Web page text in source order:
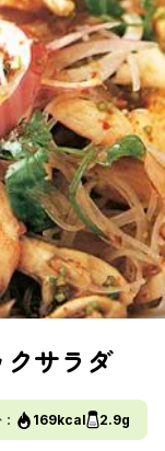
サラダ
169kcal 2.9g